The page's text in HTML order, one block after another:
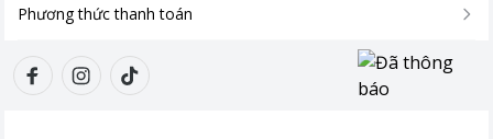
Phương thức thanh toán